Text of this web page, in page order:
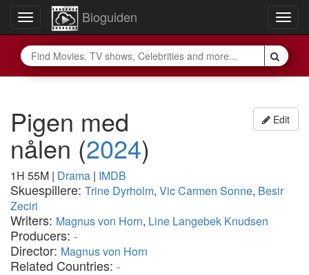
Toggle
navigation
Bioguiden
Edit
Pigen med
nålen (2024)
1H 55M | Drama | IMDB
Skuespillere: Trine Dyrholm, Vic Carmen Sonne, Besir
Zeciri
Writers: Magnus von Horn, Line Langebek Knudsen
Producers: -
Director: Magnus von Horn
Related Countries: -